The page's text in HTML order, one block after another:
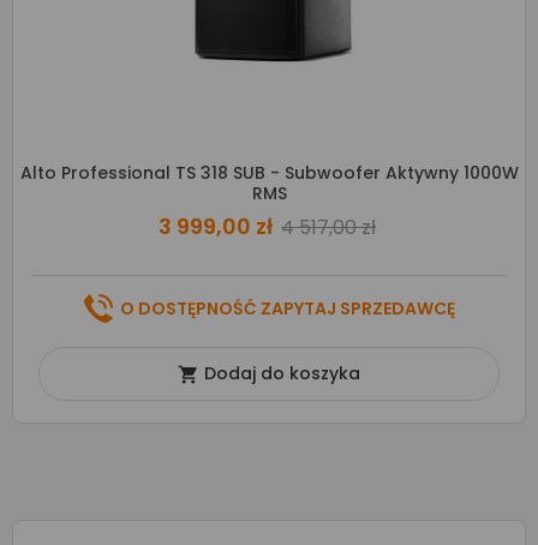
Alto Professional TS 318 SUB - Subwoofer Aktywny 1000W
RMS
3 999,00 zł 4 517,00 zł
O DOSTĘPNOŚĆ ZAPYTAJ SPRZEDAWCĘ
 Dodaj do koszyka